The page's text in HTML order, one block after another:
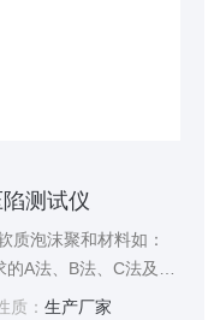
测试仪
质泡沫聚和材料如：
A法、B法、C法及其
试样进行标准的测
质： 生产厂家